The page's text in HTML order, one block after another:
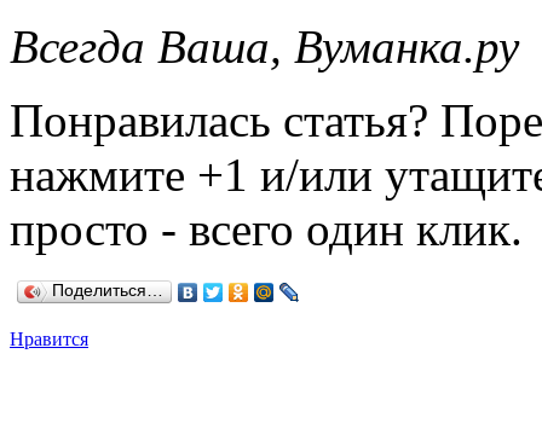
Всегда Ваша, Вуманка.ру
Понравилась статья?
нажмите +1 и/или
просто - всего один клик.
Поделиться…
Нравится